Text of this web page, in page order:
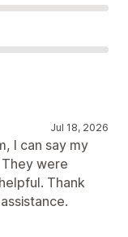
Jul 18, 2026
I can say my
were
Thank